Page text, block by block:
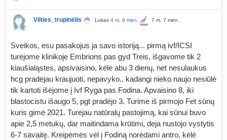
Vilties_trupinėlis Lukas 4 m. 9 mėn. 7 m. 7 mėn.
Sveikos, esu pasakojus ja savo istoriją... pirmą ivf/ICSI
turėjome klinikoje Embrions pas gyd Treis, išgavome tik 2
kiaušialąstes, apsivaisino, kėlė abu 3 dienų, net nesulaukus
hcg pradėjau kraujuoti, nepavyko.. kadangi nieko naujo nesiūlė
tik kartoti išėjome į Ivf Ryga pas Fodina. Apvaisino 8, iki
blastocistu išaugo 5, pgt pradėjo 3. Turime iš pirmojo Fet sūnų
kuris gimė 2021. Turėjau natūralų pastojimą, kai sūnui buvo
apie 2,5 metukų, dar maitindama krūtimi, deja nustojo vystytis
6-7 savaitę. Kreipėmės vėl į Fodiną norėdami antro, kėlė